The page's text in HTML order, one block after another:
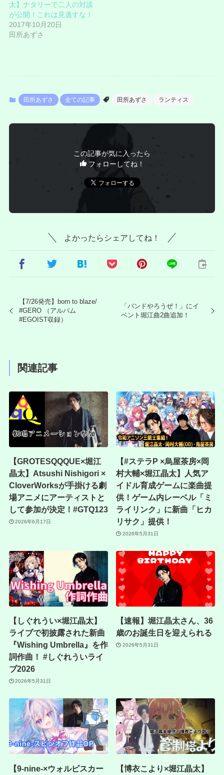
太】ナタリーで二人の対談
が公開！これは見逃すな！
2017年10月20日
田所あずさ
田所あずさ 全ての記事 田所あずさ ランティス
この記事が気に入ったら
フォローしてね！
よかったらシェアしてね！
【7/26発売】born to blaze/
#GERO （アルバム
#EGOIST収録）
「バンドやろうぜ！」にイ
ベント堀江曲2曲追加！
関連記事
【GROTESQQQUE×堀江
晶太】Atsushi Nishigori ×
CloverWorksが手掛ける劇
場アニメにアーティストと
して参加が決定！#GTQ123
2026年6月17日
【#ステラP ×烏屋茶房×岡
村大輔×堀江晶太】人気ア
イドル育成ゲームに楽曲提
供！ゲーム内レーベル「ミ
ライリンク」に新曲「ヒカ
リサク」提供！
2026年5月31日
【しぐれうい×堀江晶太】
ライブで初披露された新曲
『Wishing Umbrella』を作
詞作曲！ #しぐれういライ
ブ2026
2026年5月31日
【速報】堀江晶太さん、36
歳のお誕生日を迎えられる
2026年5月31日
【9-nine-×ウォルピスカー
【博衣こより×堀江晶太】